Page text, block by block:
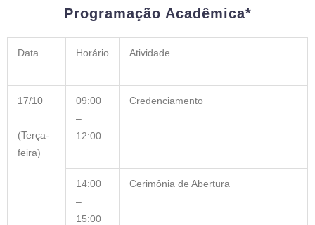
Programação Acadêmica*
Data Horário Atividade
17/10
(Terça-
feira)
09:00
–
12:00
Credenciamento
14:00
–
15:00
Cerimônia de Abertura